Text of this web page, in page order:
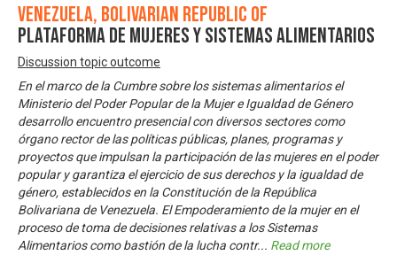
Venezuela, Bolivarian Republic of
Plataforma de Mujeres y Sistemas Alimentarios
Discussion topic outcome
En el marco de la Cumbre sobre los sistemas alimentarios el
Ministerio del Poder Popular de la Mujer e Igualdad de Género
desarrollo encuentro presencial con diversos sectores como
órgano rector de las políticas públicas, planes, programas y
proyectos que impulsan la participación de las mujeres en el poder
popular y garantiza el ejercicio de sus derechos y la igualdad de
género, establecidos en la Constitución de la República
Bolivariana de Venezuela. El Empoderamiento de la mujer en el
proceso de toma de decisiones relativas a los Sistemas
Alimentarios como bastión de la lucha contr... Read more